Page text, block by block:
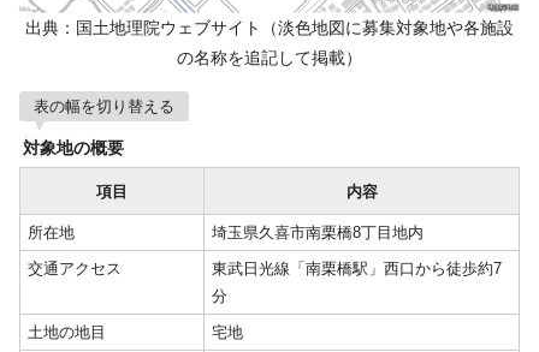
出典：国土地理院ウェブサイト（淡色地図に募集対象地や各施設
の名称を追記して掲載）
表の幅を切り替える
対象地の概要
項目 内容
所在地
埼玉県久喜市南栗橋8丁目地内
交通アクセス
東武日光線「南栗橋駅」西口から徒歩約7
分
土地の地目
宅地